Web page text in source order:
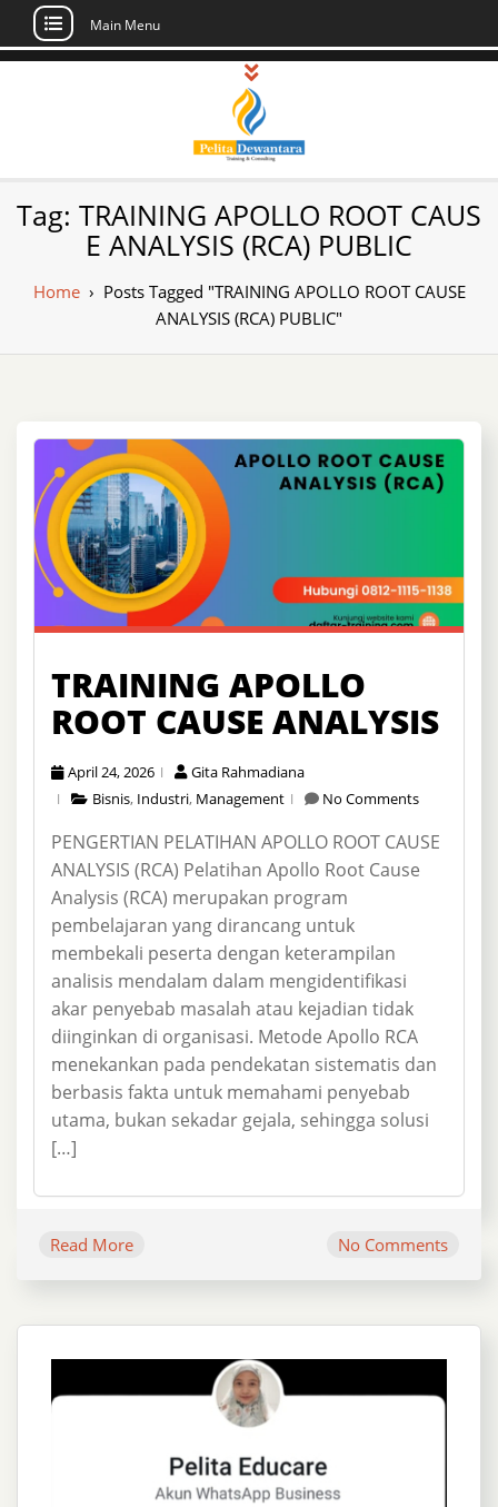
Skip
Main Menu
Pusat Pelatihan
dan Sertifikasi –
Daftar Training
Indonesia
Sertifikasi di Indonesia
Tag: TRAINING APOLLO ROOT CAUS
E ANALYSIS (RCA) PUBLIC
Home› Posts Tagged "TRAINING APOLLO ROOT CAUSE
ANALYSIS (RCA) PUBLIC"
TRAINING APOLLO
ROOT CAUSE ANALYSIS
April 24, 2026
Gita Rahmadiana
Bisnis, Industri, Management No Comments
PENGERTIAN PELATIHAN APOLLO ROOT CAUSE
ANALYSIS (RCA) Pelatihan Apollo Root Cause
Analysis (RCA) merupakan program
pembelajaran yang dirancang untuk
membekali peserta dengan keterampilan
analisis mendalam dalam mengidentifikasi
akar penyebab masalah atau kejadian tidak
diinginkan di organisasi. Metode Apollo RCA
menekankan pada pendekatan sistematis dan
berbasis fakta untuk memahami penyebab
utama, bukan sekadar gejala, sehingga solusi
[…]
Read More No Comments